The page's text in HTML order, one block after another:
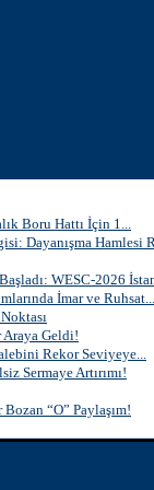
Boru Hattı İçin 1...
Dayanışma Hamlesi
WESC-2026
İmar ve Ruhsat...
Araya Geldi!
Rekor Seviyeye...
Sermaye Artırımı!
“O” Paylaşım!